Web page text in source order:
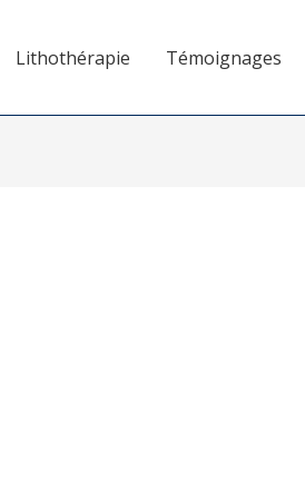
Lithothérapie Témoignages